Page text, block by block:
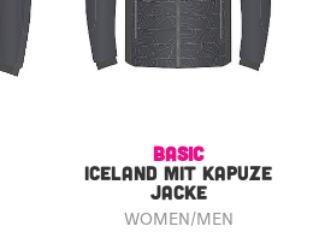
BASIC
ICELAND MIT KAPUZE
JACKE
WOMEN/MEN